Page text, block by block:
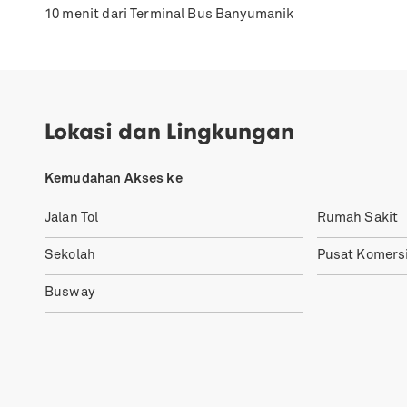
10 menit dari Terminal Bus Banyumanik
Lokasi dan Lingkungan
Kemudahan Akses ke
Jalan Tol Rumah Sakit
Sekolah Pusat
Busway